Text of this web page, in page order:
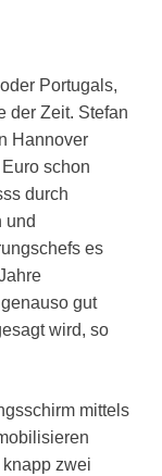
Portugals,
der Zeit. Stefan
Hannover
schon
durch
und
es
gut
wird, so
mittels
zwei